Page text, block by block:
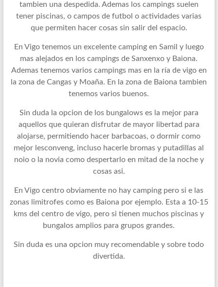
tambien una despedida. Ademas los campings suelen
tener piscinas, o campos de futbol o actividades varias
que permiten hacer cosas sin salir del espacio.
En Vigo tenemos un excelente camping en Samil y luego
mas alejados en los campings de Sanxenxo y Baiona.
Ademas tenemos varios campings mas en la ría de vigo en
la zona de Cangas y Moaña. En la zona de Baiona tambien
tenemos varios buenos.
Sin duda la opcion de los bungalows es la mejor para
aquellos que quieran disfrutar de mayor libertad para
alojarse, permitiendo hacer barbacoas, o dormir como
mejor lesconveng, incluso hacerle bromas y putadillas al
noio o la novia como despertarlo en mitad de la noche y
cosas asi.
En Vigo centro obviamente no hay camping pero si e las
zonas limitrofes como es Baiona por ejemplo. Esta a 10-15
kms del centro de vigo, pero si tienen muchos piscinas y
bungalos amplios para grupos grandes.
Sin duda es una opcion muy recomendable y sobre todo
divertida.